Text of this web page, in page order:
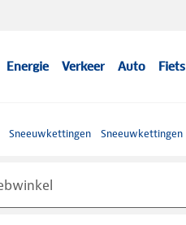
Energie Verkeer Auto Fiets
Sneeuwkettingen Sneeuwkettingen